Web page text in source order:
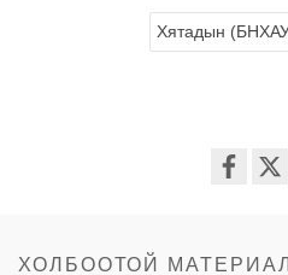
Хятадын
ХОЛБООТОЙ МАТЕРИАЛ